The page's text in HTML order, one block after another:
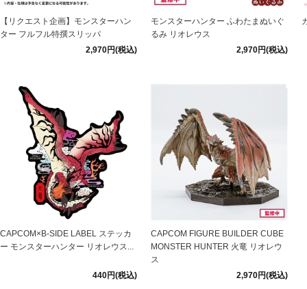
【リクエスト企画】モンスターハン
ター フルフル特撰スリッパ
2,970円(税込)
モンスターハンター ふわたまぬいぐ
るみ リオレウス
2,970円(税込)
CAPCOM×B-SIDE LABEL ステッカ
ー モンスターハンター リオレウス...
440円(税込)
CAPCOM FIGURE BUILDER CUBE
MONSTER HUNTER 火竜 リオレウ
ス
2,970円(税込)